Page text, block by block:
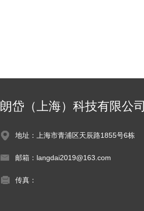
朗岱（上海）科技有限公司
地址：上海市青浦区天辰路1855号6栋
邮箱：langdai2019@163.com
传真：